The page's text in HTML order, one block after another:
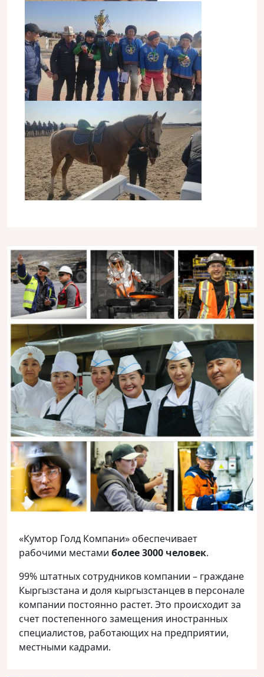
«Кумтор Голд Компани» обеспечивает
рабочими местами более 3000 человек.
99% штатных сотрудников компании – граждане
Кыргызстана и доля кыргызстанцев в персонале
компании постоянно растет. Это происходит за
счет постепенного замещения иностранных
специалистов, работающих на предприятии,
местными кадрами.